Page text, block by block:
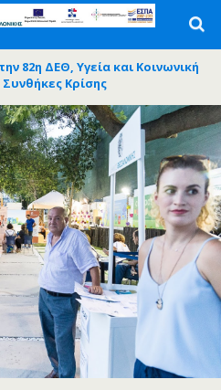
82η ΔΕΘ, Υγεία και Κοινωνική
Συνθήκες Κρίσης